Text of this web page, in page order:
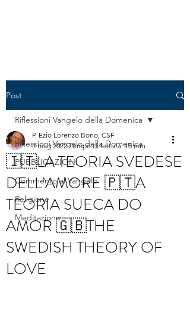
Post
Riflessioni Vangelo della Domenica
PUBBLICAZIONI
Commento al Vangelo
Religione
Meditazione
Riflessioni Vangelo della Domenica
🇮🇹LA TEORIA SVEDESE
DELL’AMORE 🇵🇹A
TEORIA SUECA DO
AMOR 🇬🇧THE
SWEDISH THEORY OF
LOVE
P. Ezio Lorenzo Bono, CSF
1 mag 2022 Tempo di lettura: 15 min